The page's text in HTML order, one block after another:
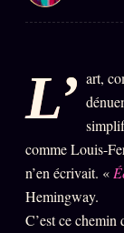
L'ORACLE Z/S
Chat
Oracle
L’ art,
comme Louis-
n’en écrivait. «
Hemingway.
C’est ce chemin